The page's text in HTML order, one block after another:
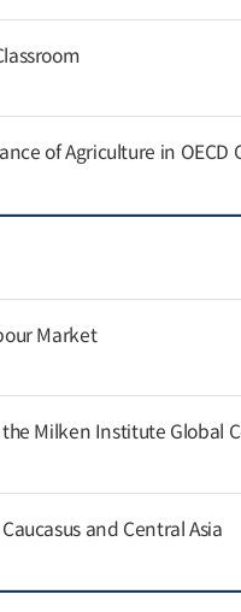
of Agriculture in OECD
Market
Milken Institute Global
and Central Asia